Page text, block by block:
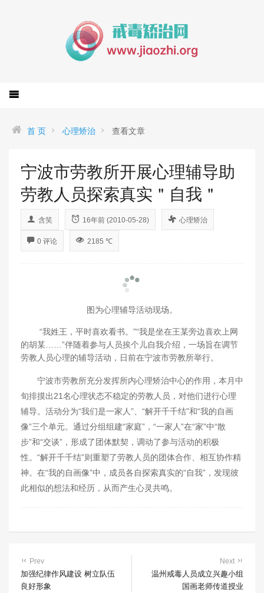
首 页 心理矫治 查看文章
宁波市劳教所开展心理辅导助
劳教人员探索真实＂自我＂
含笑 16年前 (2010-05-28) 心理矫治
0 评论 2185 ℃
图为心理辅导活动现场。
“我姓王，平时喜欢看书。”“我是坐在王某旁边喜欢上网
的胡某……”伴随着参与人员挨个儿自我介绍，一场旨在调节
劳教人员心理的辅导活动，日前在宁波市劳教所举行。
宁波市劳教所充分发挥所内心理矫治中心的作用，本月中
旬排摸出21名心理状态不稳定的劳教人员，对他们进行心理
辅导。活动分为“我们是一家人”、“解开千千结”和“我的自画
像”三个单元。通过分组组建“家庭”，“一家人”在“家”中“散
步”和“交谈”，形成了团体默契，调动了参与活动的积极
性。“解开千千结”则重塑了劳教人员的团体合作、相互协作精
神。在“我的自画像”中，成员各自探索真实的“自我”，发现彼
此相似的想法和经历，从而产生心灵共鸣。
Prev
加强纪律作风建设 树立队伍
良好形象
Next
温州戒毒人员成立兴趣小组
国画老师传道授业